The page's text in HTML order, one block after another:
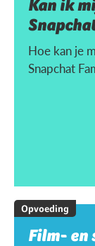
Kan ik
Hoe kan je
Snapchat
Opvoeding
Film- en